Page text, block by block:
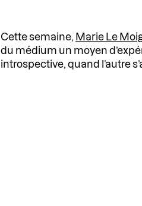
Cette semaine, Marie Le
du médium un moyen
introspective, quand l’autre